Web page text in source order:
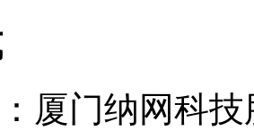
厦门纳网科